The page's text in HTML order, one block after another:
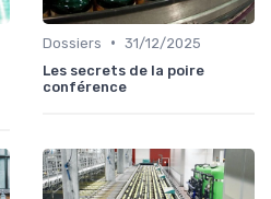
Dossiers • 31/12/2025
Les secrets de la poire
conférence